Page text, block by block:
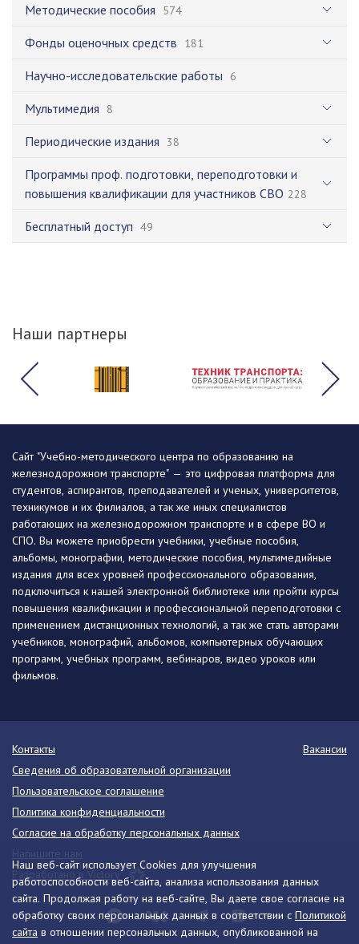
Методические пособия 574
Фонды оценочных средств 181
Научно-исследовательские работы 6
Мультимедия 8
Периодические издания 38
Программы проф. подготовки, переподготовки и
повышения квалификации для участников СВО 228
Бесплатный доступ 49
Наши партнеры
Наш веб-сайт использует Cookies для улучшения
работоспособности веб-сайта, анализа использования данных
сайта. Продолжая работу на веб-сайте, Вы даете свое согласие на
обработку своих персональных данных в соответствии с Политикой
сайта в отношении персональных данных, опубликованной на
Сайт "Учебно-методического центра по образованию на
железнодорожном транспорте" — это цифровая платформа для
студентов, аспирантов, преподавателей и ученых, университетов,
техникумов и их филиалов, а так же иных специалистов
работающих на железнодорожном транспорте и в сфере ВО и
СПО. Вы можете приобрести учебники, учебные пособия,
альбомы, монографии, методические пособия, мультимедийные
издания для всех уровней профессионального образования,
подключиться к нашей электронной библиотеке или пройти курсы
повышения квалификации и профессиональной переподготовки с
применением дистанционных технологий, а так же стать авторами
учебников, монографий, альбомов, компьютерных обучающих
программ, учебных программ, вебинаров, видео уроков или
фильмов.
Контакты
Вакансии
Сведения об образовательной организации
Пользовательское соглашение
Политика конфиденциальности
Согласие на обработку персональных данных
Разработано в Victory